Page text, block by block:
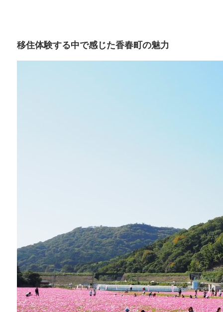
移住体験する中で感じた香春町の魅力